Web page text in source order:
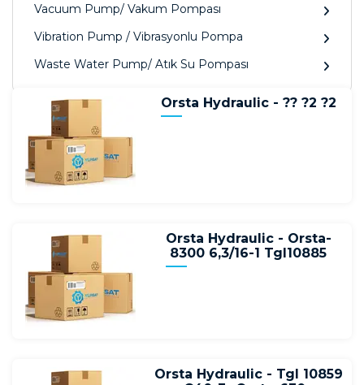
Vacuum Pump/ Vakum Pompası
Vibration Pump / Vibrasyonlu Pompa
Waste Water Pump/ Atık Su Pompası
Orsta Hydraulic - ?? ?2 ?2
Orsta Hydraulic - Orsta-
8300 6,3/16-1 Tgl10885
Orsta Hydraulic - Tgl 10859